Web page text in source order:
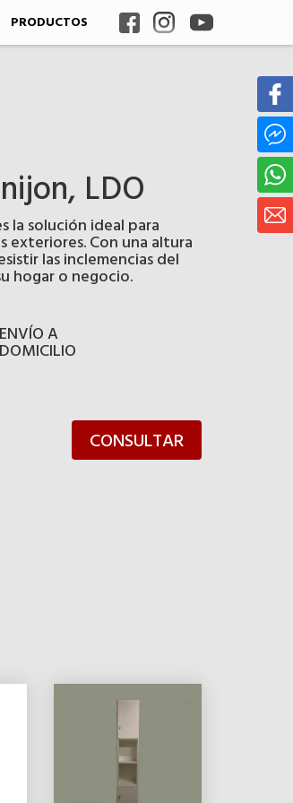
PRODUCTOS
LDO
la solución ideal para
exteriores. Con una altura
las inclemencias del
hogar o negocio.
ENVÍO A
DOMICILIO
CONSULTAR